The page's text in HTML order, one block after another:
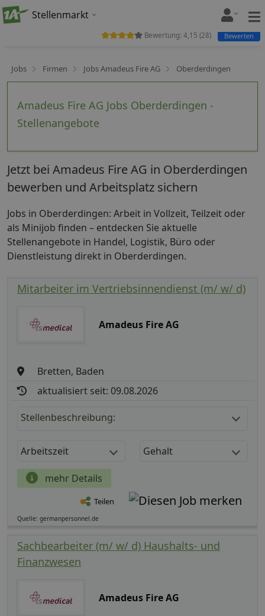
Stellenmarkt
Jobs Firmen Jobs Amadeus Fire AG Oberderdingen
Amadeus Fire AG Jobs Oberderdingen -
Stellenangebote
Bewertung: 4,15 (28) Bewerten
Jetzt bei Amadeus Fire AG in Oberderdingen
bewerben und Arbeitsplatz sichern
Jobs in Oberderdingen: Arbeit in Vollzeit, Teilzeit oder
als Minijob finden – entdecken Sie aktuelle
Stellenangebote in Handel, Logistik, Büro oder
Dienstleistung direkt in Oberderdingen.
Mitarbeiter im Vertriebsinnendienst (m/ w/ d)
Amadeus Fire AG
Bretten, Baden
aktualisiert seit: 09.08.2026
Stellenbeschreibung:
Arbeitszeit Gehalt
mehr Details
Teilen
Quelle: germanpersonnel.de
Sachbearbeiter (m/ w/ d) Haushalts- und
Finanzwesen
Amadeus Fire AG